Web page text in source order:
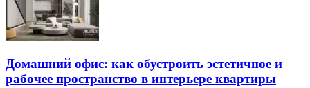
Домашний офис: как обустроить эстетичное и
рабочее пространство в интерьере квартиры